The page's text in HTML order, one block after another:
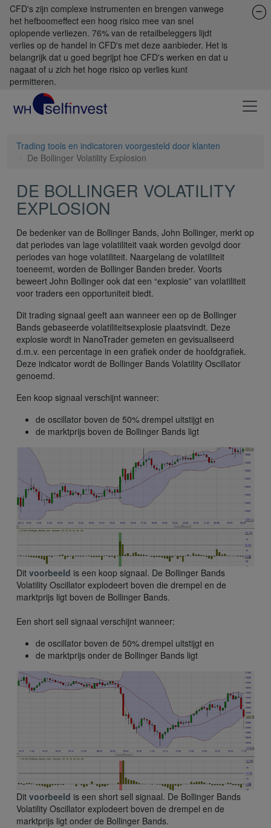
CFD's zijn complexe instrumenten en brengen vanwege
het hefboomeffect een hoog risico mee van snel
oplopende verliezen. 76% van de retailbeleggers lijdt
verlies op de handel in CFD's met deze aanbieder. Het is
belangrijk dat u goed begrijpt hoe CFD's werken en dat u
nagaat of u zich het hoge risico op verlies kunt
permitteren.
Trading tools en indicatoren voorgesteld door klanten
De Bollinger Volatility Explosion
DE BOLLINGER VOLATILITY
EXPLOSION
De bedenker van de Bollinger Bands, John Bollinger, merkt op
dat periodes van lage volatiliteit vaak worden gevolgd door
periodes van hoge volatiliteit. Naargelang de volatiliteit
toeneemt, worden de Bollinger Banden breder. Voorts
beweert John Bollinger ook dat een “explosie” van volatiliteit
voor traders een opportuniteit biedt.
Dit trading signaal geeft aan wanneer een op de Bollinger
Bands gebaseerde volatiliteitsexplosie plaatsvindt. Deze
explosie wordt in NanoTrader gemeten en gevisualiseerd
d.m.v. een percentage in een grafiek onder de hoofdgrafiek.
Deze indicator wordt de Bollinger Bands Volatility Oscillator
genoemd.
Een koop signaal verschijnt wanneer:
de oscillator boven de 50% drempel uitstijgt en
de marktprijs boven de Bollinger Bands ligt
Dit voorbeeld is een koop signaal. De Bollinger Bands
Volatility Oscillator explodeert boven die drempel en de
marktprijs ligt boven de Bollinger Bands.
Een short sell signaal verschijnt wanneer:
de oscillator boven de 50% drempel uitstijgt en
de marktprijs onder de Bollinger Bands ligt
Dit voorbeeld is een short sell signaal. De Bollinger Bands
Volatility Oscillator explodeert boven de drempel en de
marktprijs ligt onder de Bollinger Bands.